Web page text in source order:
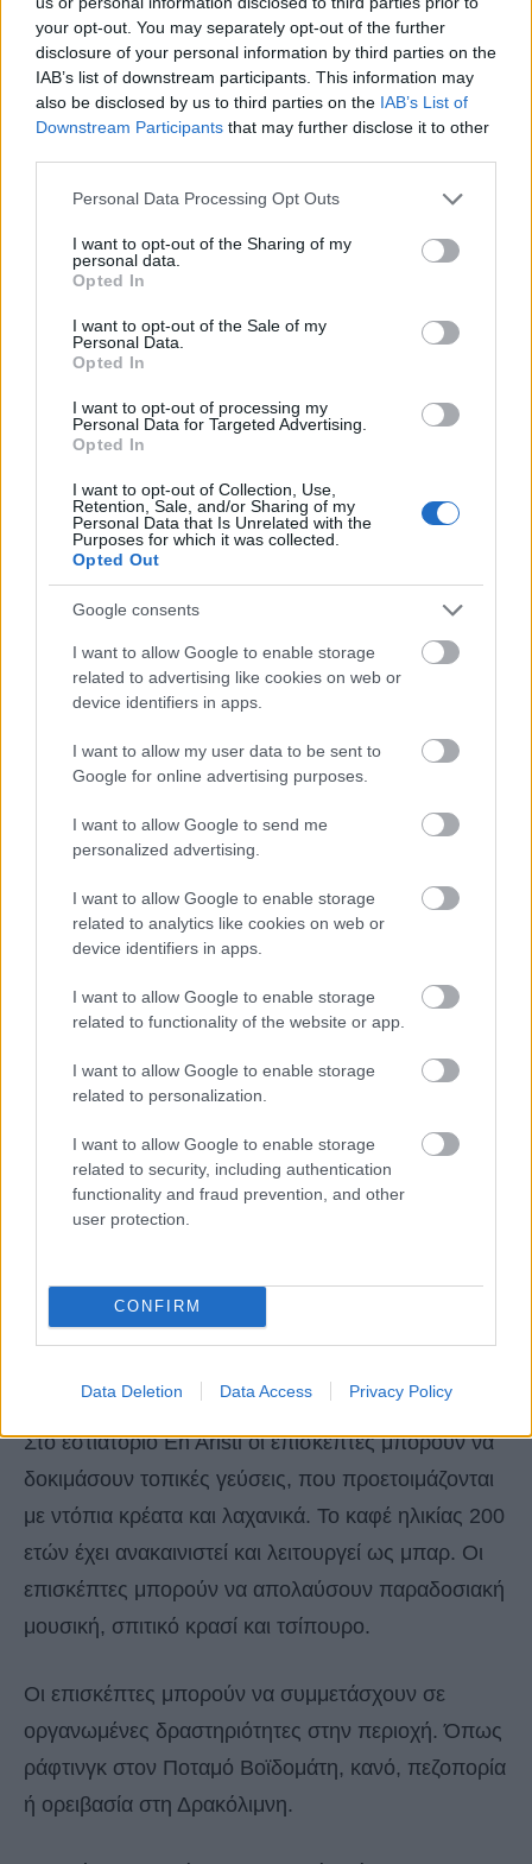
your opt-out. You may separately opt-out of the further
disclosure of your personal information by third parties on the
IAB’s list of downstream participants. This information may
also be disclosed by us to third parties on the IAB’s List of
Downstream Participants that may further disclose it to other
Please note that this website/app uses one or more Google
not limited to your visit or usage behaviour. You may click to
grant or deny consent to Google and its third-party tags to
use your data for below specified purposes in below Google
consent section.
Personal Data Processing Opt Outs
I want to opt-out of the Sharing of my
personal data.
Opted In
I want to opt-out of the Sale of my
Personal Data.
Opted In
I want to opt-out of processing my
Personal Data for Targeted Advertising.
Opted In
I want to opt-out of Collection, Use,
Retention, Sale, and/or Sharing of my
Personal Data that Is Unrelated with the
Purposes for which it was collected.
Opted Out
Google consents
I want to allow Google to enable storage
related to advertising like cookies on web or
device identifiers in apps.
I want to allow my user data to be sent to
Google for online advertising purposes.
I want to allow Google to send me
personalized advertising.
I want to allow Google to enable storage
related to analytics like cookies on web or
device identifiers in apps.
I want to allow Google to enable storage
related to functionality of the website or app.
I want to allow Google to enable storage
related to personalization.
I want to allow Google to enable storage
related to security, including authentication
functionality and fraud prevention, and other
user protection.
CONFIRM
Data Deletion Data Access Privacy Policy
Λεπτομέρειες για το Artistas Oikies
Το Artsista Houses προσφέρει κατοικίες, χτισμένες
περιοχής, με υπέροχη θέα στις βουνοκορφές της
Αστράκας και στο εθνικό πάρκο των
Ζαγοροχωρίων. Βρίσκεται στο δυτικό Ζαγόρι, στο
χωριό Αρίστη. Παρέχεται δωρεάν Wi-Fi.
Καθεμία από τις χαρακτηριστικές κατοικίες διαθέτει
ξύλινα δάπεδα και ζεστά διακοσμημένο σαλόνι με
τζάκι. Όλες οι μονάδες είναι ευρύχωρες και άρτια
τηλεόραση LCD και παράθυρα με ηχομόνωση. Τα
Στο εστιατόριο En Aristi οι επισκέπτες μπορούν να
δοκιμάσουν τοπικές γεύσεις, που προετοιμάζονται
με ντόπια κρέατα και λαχανικά. Το καφέ ηλικίας 200
ετών έχει ανακαινιστεί και λειτουργεί ως μπαρ. Οι
επισκέπτες μπορούν να απολαύσουν παραδοσιακή
μουσική, σπιτικό κρασί και τσίπουρο.
Οι επισκέπτες μπορούν να συμμετάσχουν σε
οργανωμένες δραστηριότητες στην περιοχή. Όπως
ράφτινγκ στον Ποταμό Βοϊδομάτη, κανό, πεζοπορία
ή ορειβασία στη Δρακόλιμνη.